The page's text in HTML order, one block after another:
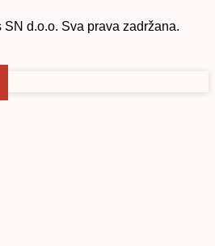
d.o.o. Sva prava zadržana.